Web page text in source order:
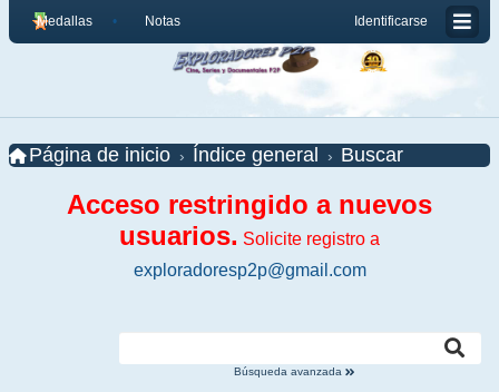
Identificarse
Medallas Notas
Página de inicio Índice general Buscar
Acceso restringido a nuevos
usuarios. Solicite registro a
exploradoresp2p@gmail.com
Búsqueda avanzada